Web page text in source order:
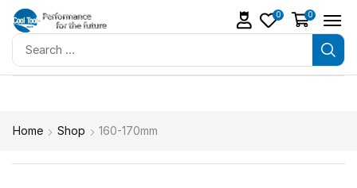
0 0
Home Shop 160-170mm